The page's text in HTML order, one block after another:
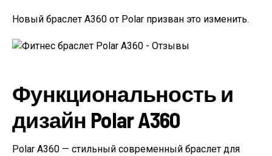
Новый браслет A360 от Polar призван это изменить.
Функциональность и
дизайн Polar A360
Polar A360 — стильный современный браслет для